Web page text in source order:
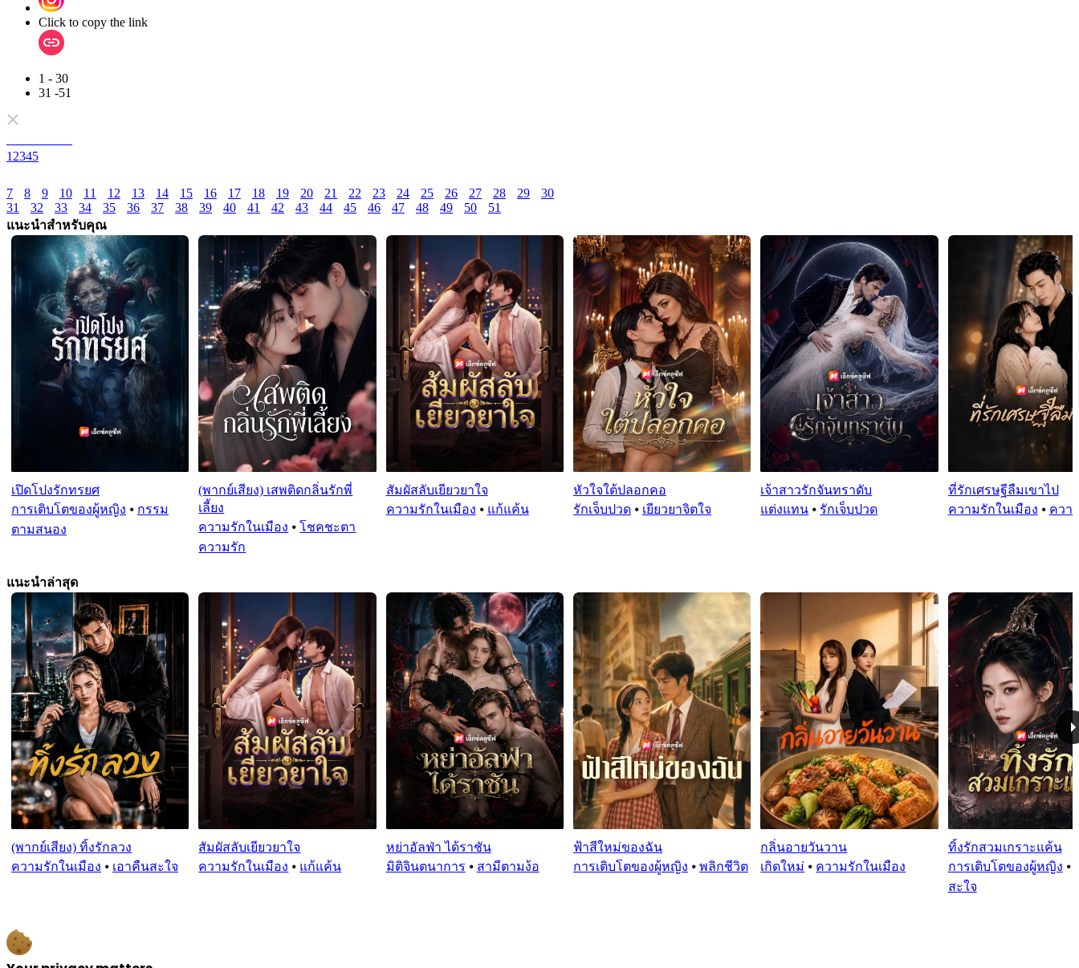
Click to copy the link
1 - 30
31 -51
1 2345
7 8 9 10 11 12 13 14 15 16 17 18 19 20 21 22 23 24 25 26 27 28 29
30
31
32 33 34 35 36 37 38 39 40 41 42 43 44 45 46 47 48 49 50 51
แนะนำสำหรับคุณ
เปิดโปงรักทรยศ
การเติบโตของผู้หญิง ⦁ กรรม
ตามสนอง
(พากย์เสียง) เสพติดกลิ่นรักพี่
เลี้ยง
ความรักในเมือง ⦁โชคชะตา
ความรัก
สัมผัสลับเยียวยาใจ
ความรักในเมือง ⦁ แก้แค้น
หัวใจใต้ปลอกคอ
รักเจ็บปวด⦁ เยียวยาจิตใจ
เจ้าสาวรักจันทราดับ
แต่งแทน ⦁ รักเจ็บปวด
ที่รักเศรษฐีลืมเขาไป
ความรักในเมือง ⦁ ควา
แนะนำล่าสุด
(พากย์เสียง) ทิ้งรักลวง
ความรักในเมือง ⦁ เอาคืนสะใจ
สัมผัสลับเยียวยาใจ
ความรักในเมือง ⦁ แก้แค้น
หย่าอัลฟ่า ได้ราชัน
มิติจินตนาการ ⦁ สามีตามง้อ
ฟ้าสีใหม่ของฉัน
การเติบโตของผู้หญิง ⦁ พลิกชีวิต
กลิ่นอายวันวาน
เกิดใหม่ ⦁ ความรักในเมือง
ทิ้งรักสวมเกราะแค้น
การเติบโตของผู้หญิง ⦁
สะใจ